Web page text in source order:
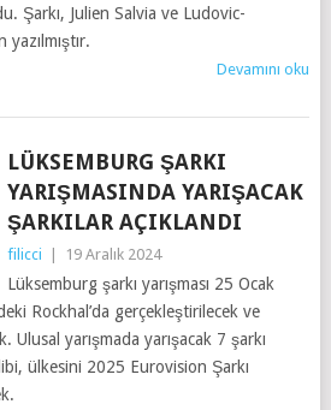
Şarkı, Julien Salvia ve Ludovic-
Devamını oku
LÜKSEMBURG ŞARKI
YARIŞMASINDA YARIŞACAK
ŞARKILAR AÇIKLANDI
filicci 19 Aralık 2024
Lüksemburg şarkı yarışması 25 Ocak
Rockhal’da gerçekleştirilecek ve
Ulusal yarışmada yarışacak 7 şarkı
ülkesini 2025 Eurovision Şarkı